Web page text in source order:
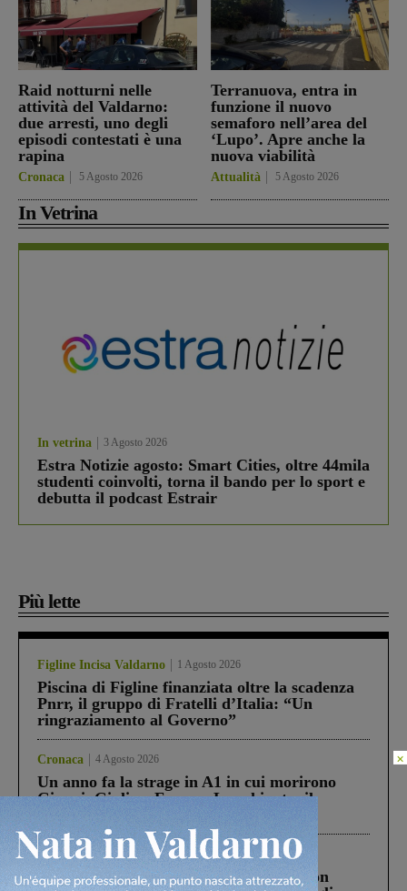
Raid notturni nelle
attività del Valdarno:
due arresti, uno degli
episodi contestati è una
rapina
Cronaca 5 Agosto 2026
Terranuova, entra in
funzione il nuovo
semaforo nell’area del
‘Lupo’. Apre anche la
nuova viabilità
Attualità 5 Agosto 2026
In Vetrina
In vetrina 3 Agosto 2026
Estra Notizie agosto: Smart Cities, oltre 44mila
studenti coinvolti, torna il bando per lo sport e
debutta il podcast Estrair
Più lette
Figline Incisa Valdarno 1 Agosto 2026
Piscina di Figline finanziata oltre la scadenza
Pnrr, il gruppo di Fratelli d’Italia: “Un
ringraziamento al Governo”
Cronaca 4 Agosto 2026
Un anno fa la strage in A1 in cui morirono
Gianni, Giulia e Franco. Lo schianto, il
Cronaca 3 Agosto 2026
Scomparso da una struttura di Castiglion
×